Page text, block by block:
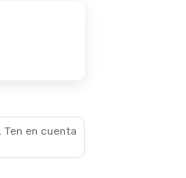
en cuenta